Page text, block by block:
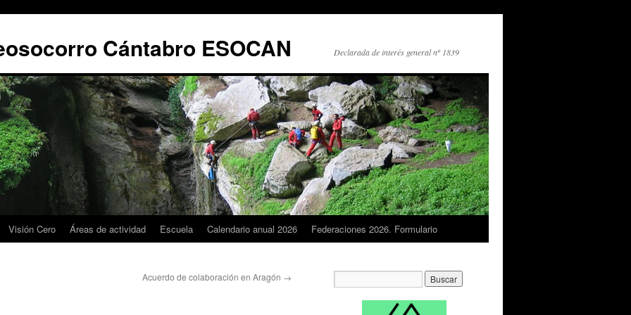
Cántabro ESOCAN Declarada de interés general nº 1839
Visión Cero Áreas de actividad Escuela Calendario anual 2026 Federaciones 2026. Formulario
Acuerdo de colaboración en Aragón →